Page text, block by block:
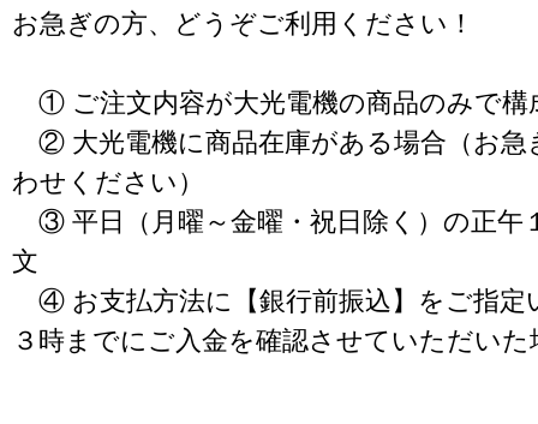
お急ぎの方、どうぞご利用ください！
① ご注文内容が大光電機の商品のみで構
② 大光電機に商品在庫がある場合（お急
わせください）
③ 平日（月曜～金曜・祝日除く）の正午
文
④ お支払方法に【銀行前振込】をご指定
３時までにご入金を確認させていただいた